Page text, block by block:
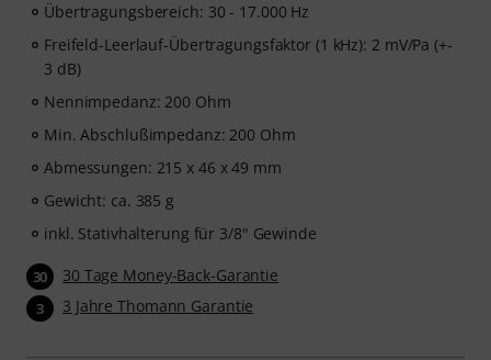
Übertragungsbereich: 30 - 17.000 Hz
Freifeld-Leerlauf-Übertragungsfaktor (1 kHz): 2 mV/Pa (+-
3 dB)
Nennimpedanz: 200 Ohm
Min. Abschlußimpedanz: 200 Ohm
Abmessungen: 215 x 46 x 49 mm
Gewicht: ca. 385 g
inkl. Stativhalterung für 3/8" Gewinde
30 30 Tage Money-Back-Garantie
3 3 Jahre Thomann Garantie